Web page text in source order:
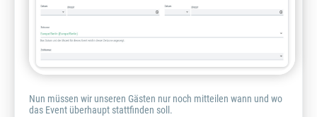
Nun müssen wir unseren Gästen nur noch mitteilen wann und wo
das Event überhaupt stattfinden soll.